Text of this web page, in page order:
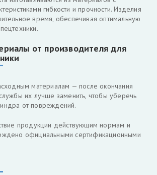
гибкости и прочности. Изделия
время, обеспечивая оптимальную
от производителя для
материалам — после окончания
их лучше заменить, чтобы уберечь
от повреждений.
продукции действующим нормам и
официальными сертификационными